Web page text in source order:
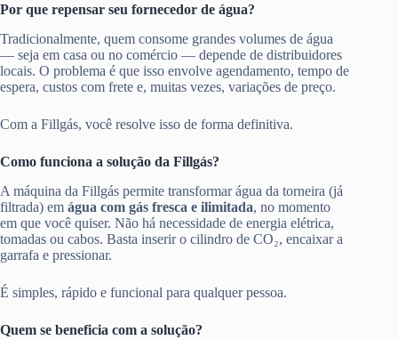
Por que repensar seu fornecedor de água?
Tradicionalmente, quem consome grandes volumes de água
— seja em casa ou no comércio — depende de distribuidores
locais. O problema é que isso envolve agendamento, tempo de
espera, custos com frete e, muitas vezes, variações de preço.
Com a Fillgás, você resolve isso de forma definitiva.
Como funciona a solução da Fillgás?
A máquina da Fillgás permite transformar água da torneira (já
filtrada) em água com gás fresca e ilimitada, no momento
em que você quiser. Não há necessidade de energia elétrica,
tomadas ou cabos. Basta inserir o cilindro de CO₂, encaixar a
garrafa e pressionar.
É simples, rápido e funcional para qualquer pessoa.
Quem se beneficia com a solução?